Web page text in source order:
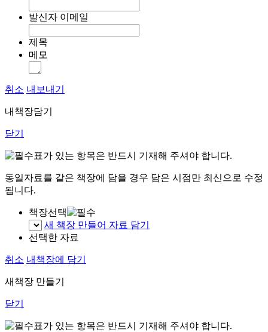
발신자 이메일
제목
메모
취소 내보내기
내책장담기
닫기
표가 있는 항목은 반드시 기재해 주셔야 합니다.
동일자료를 같은 책장에 담을 경우 담은 시점만 최신으로 수정
됩니다.
책장선택
새 책장 만들어 자료 담기
선택한 자료
취소 내책장에 담기
새책장 만들기
닫기
표가 있는 항목은 반드시 기재해 주셔야 합니다.